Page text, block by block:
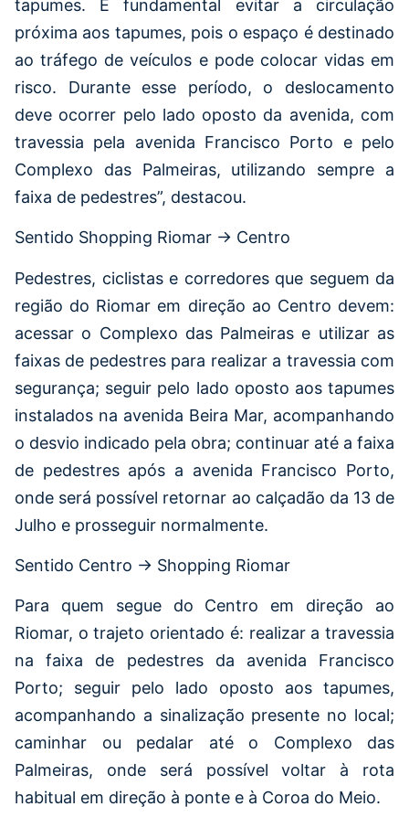
tapumes. É fundamental evitar a circulação
próxima aos tapumes, pois o espaço é destinado
ao tráfego de veículos e pode colocar vidas em
risco. Durante esse período, o deslocamento
deve ocorrer pelo lado oposto da avenida, com
travessia pela avenida Francisco Porto e pelo
Complexo das Palmeiras, utilizando sempre a
faixa de pedestres”, destacou.
Sentido Shopping Riomar → Centro
Pedestres, ciclistas e corredores que seguem da
região do Riomar em direção ao Centro devem:
acessar o Complexo das Palmeiras e utilizar as
faixas de pedestres para realizar a travessia com
segurança; seguir pelo lado oposto aos tapumes
instalados na avenida Beira Mar, acompanhando
o desvio indicado pela obra; continuar até a faixa
de pedestres após a avenida Francisco Porto,
onde será possível retornar ao calçadão da 13 de
Julho e prosseguir normalmente.
Sentido Centro → Shopping Riomar
Para quem segue do Centro em direção ao
Riomar, o trajeto orientado é: realizar a travessia
na faixa de pedestres da avenida Francisco
Porto; seguir pelo lado oposto aos tapumes,
acompanhando a sinalização presente no local;
caminhar ou pedalar até o Complexo das
Palmeiras, onde será possível voltar à rota
habitual em direção à ponte e à Coroa do Meio.